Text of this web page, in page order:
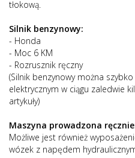
tłokową.
Silnik benzynowy:
- Honda
- Moc 6 KM
- Rozrusznik ręczny
(Silnik benzynowy można
elektrycznym w ciągu zaledwie
artykuły)
Maszyna prowadzona
Możliwe jest również
wózek z napędem